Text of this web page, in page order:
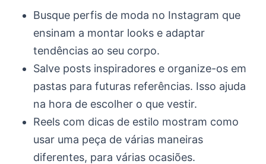
Busque perfis de moda no Instagram que
ensinam a montar looks e adaptar
tendências ao seu corpo.
Salve posts inspiradores e organize-os em
pastas para futuras referências. Isso ajuda
na hora de escolher o que vestir.
Reels com dicas de estilo mostram como
usar uma peça de várias maneiras
diferentes, para várias ocasiões.